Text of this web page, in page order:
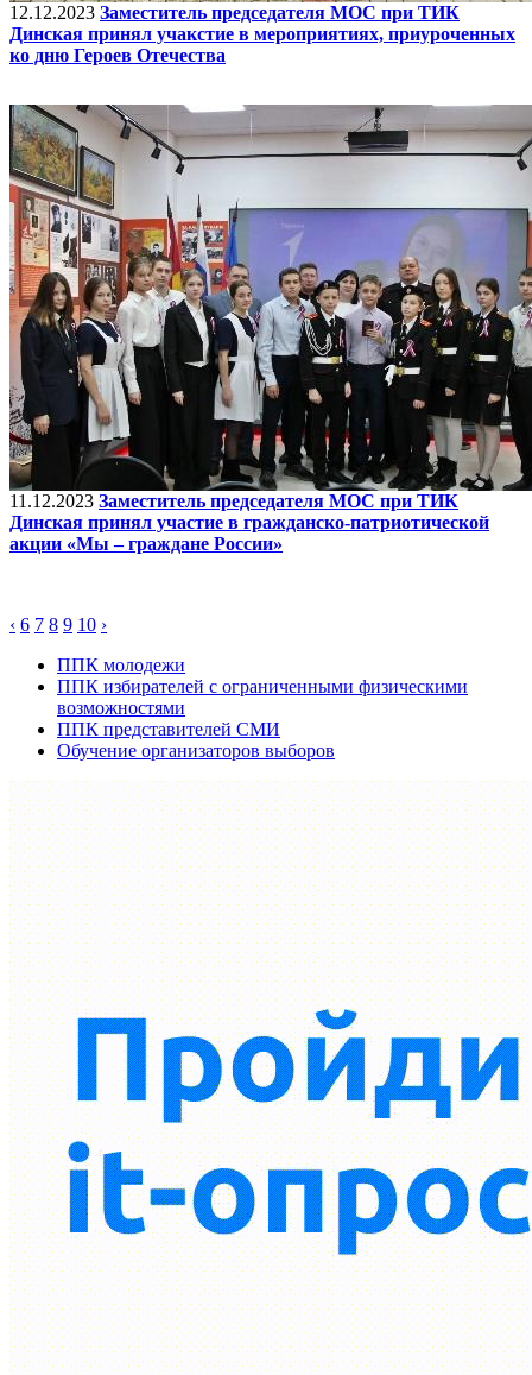
12.12.2023 Заместитель председателя МОС при ТИК
Динская принял учакстие в мероприятиях, приуроченных
ко дню Героев Отечества
11.12.2023 Заместитель председателя МОС при ТИК
Динская принял участие в гражданско-патриотической
акции «Мы – граждане России»
‹ 6 7 8 9 10 ›
ППК молодежи
ППК избирателей с ограниченными физическими
возможностями
ППК представителей СМИ
Обучение организаторов выборов